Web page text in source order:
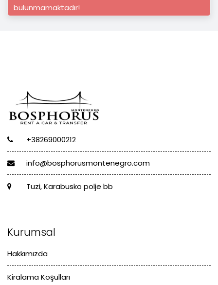
bulunmamaktadır!
+38269000212
info@bosphorusmontenegro.com
Tuzi, Karabusko polje bb
Kurumsal
Hakkımızda
Kiralama Koşulları